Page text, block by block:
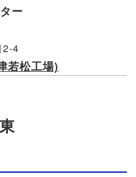
ー
2-4
若松工場)